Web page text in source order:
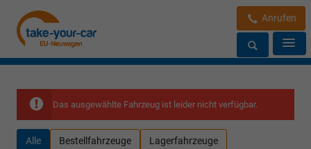
Anrufen
Das ausgewählte Fahrzeug ist leider nicht verfügbar.
Alle Bestellfahrzeuge Lagerfahrzeuge